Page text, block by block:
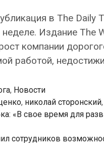
в The Daily
неделе. Издание
компании
работой,
, Новости
, николай сторонский,
«В свое время для
сотрудников